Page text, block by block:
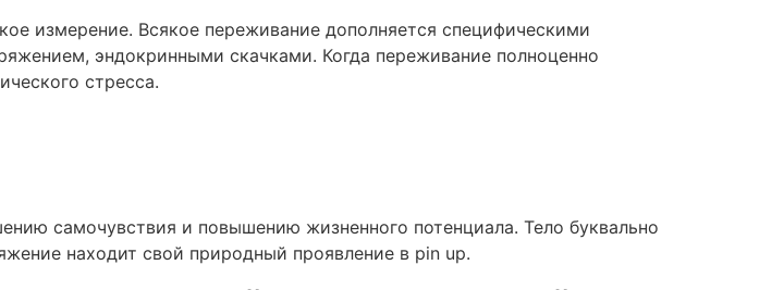
измерение. Всякое переживание дополняется специфическими
эндокринными скачками. Когда переживание полноценно
стресса.
самочувствия и повышению жизненного потенциала. Тело буквально
находит свой природный проявление в pin up.